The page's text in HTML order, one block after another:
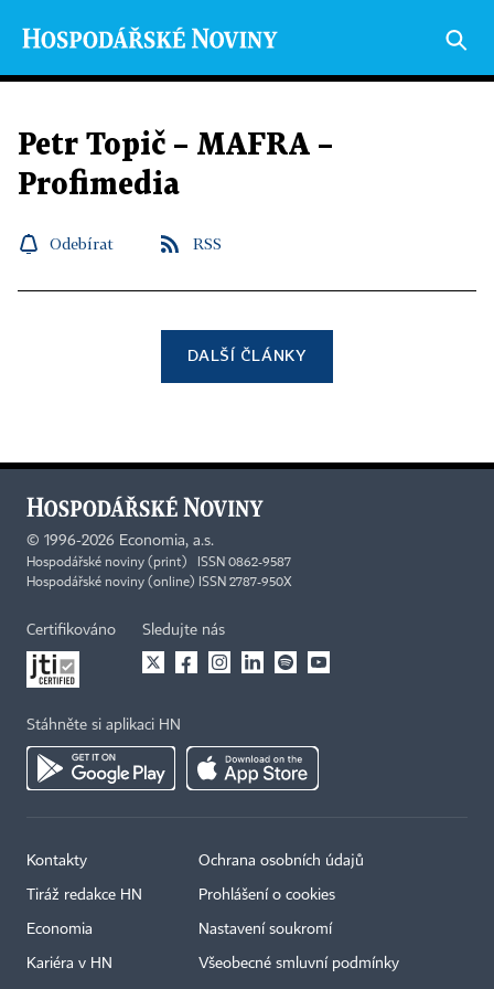
Petr Topič – MAFRA –
Profimedia
Odebírat RSS
DALŠÍ ČLÁNKY
© 1996-2026 Economia, a.s.
Hospodářské noviny (print) ISSN 0862-9587
Hospodářské noviny (online) ISSN 2787-950X
Certifikováno Sledujte nás
Stáhněte si aplikaci HN
Kontakty
Tiráž redakce HN
Economia
Kariéra v HN
Ochrana osobních údajů
Prohlášení o cookies
Nastavení soukromí
Všeobecné smluvní podmínky